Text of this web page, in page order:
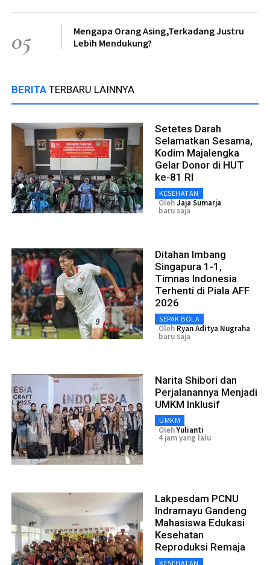
05
Mengapa Orang Asing,Terkadang Justru
Lebih Mendukung?
BERITA TERBARU LAINNYA
Setetes Darah
Selamatkan Sesama,
Kodim Majalengka
Gelar Donor di HUT
ke-81 RI
KESEHATAN
OlehJaja Sumarja
baru saja
Ditahan Imbang
Singapura 1-1,
Timnas Indonesia
Terhenti di Piala AFF
2026
SEPAK BOLA
Oleh Ryan Aditya Nugraha
baru saja
Narita Shibori dan
Perjalanannya Menjadi
UMKM Inklusif
UMKM
OlehYulianti
4 jam yang lalu
Lakpesdam PCNU
Indramayu Gandeng
Mahasiswa Edukasi
Kesehatan
Reproduksi Remaja
KESEHATAN